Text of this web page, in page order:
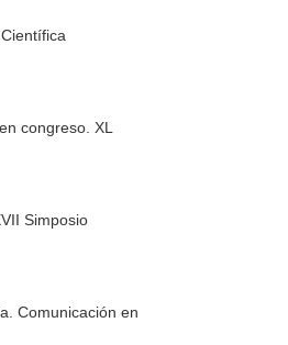
congreso. XL
Simposio
Comunicación en